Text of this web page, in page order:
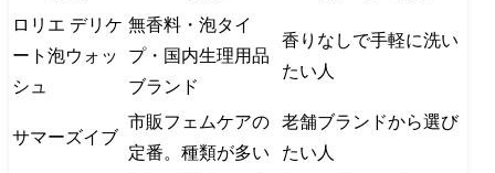
ロリエ デリケ
ート泡ウォッ
シュ
無香料・泡タイ
プ・国内生理用品
ブランド
香りなしで手軽に洗い
たい人
サマーズイブ
市販フェムケアの
定番。種類が多い
老舗ブランドから選び
たい人